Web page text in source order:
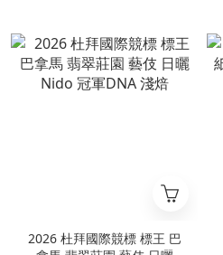
2026 杜拜國際競標 標王 巴